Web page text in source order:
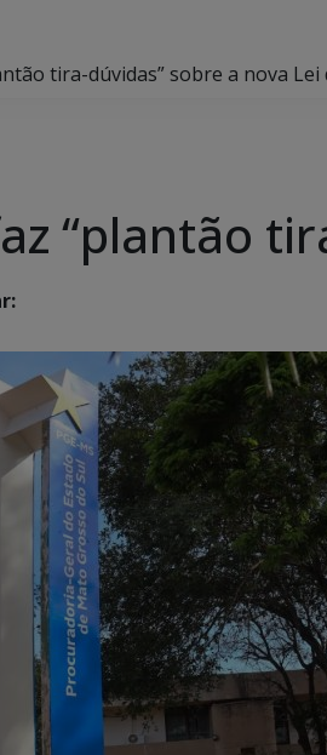
tira-dúvidas” sobre a nova Lei
“plantão